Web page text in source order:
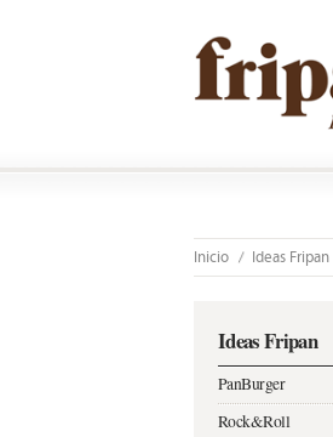
Inicio Ideas Fripan
Ideas Fripan
PanBurger
Rock&Roll